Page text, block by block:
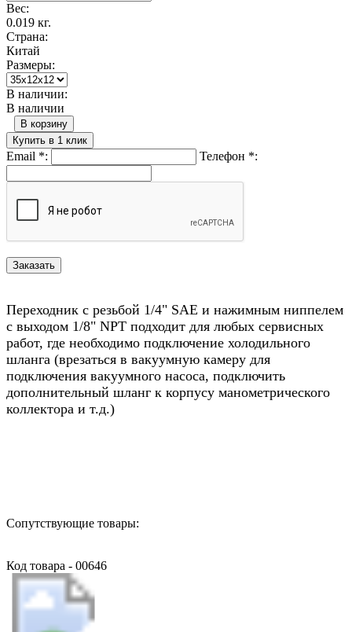
Вес:
0.019 кг.
Страна:
Китай
Размеры:
В наличии:
В наличии
В корзину
Купить в 1 клик
Email *: Телефон *:
Переходник с резьбой 1/4" SAE и нажимным ниппелем
с выходом 1/8" NPT подходит для любых сервисных
работ, где необходимо подключение холодильного
шланга (врезаться в вакуумную камеру для
подключения вакуумного насоса, подключить
дополнительный шланг к корпусу манометрического
коллектора и т.д.)
Сопутствующие товары:
Код товара - 00646